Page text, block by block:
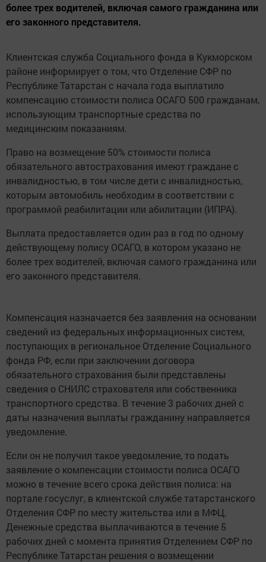
более трех водителей, включая самого гражданина или
его законного представителя.
Клиентская служба Социального фонда в Кукморском
районе информирует о том, что Отделение СФР по
Республике Татарстан с начала года выплатило
компенсацию стоимости полиса ОСАГО 500 гражданам,
использующим транспортные средства по
медицинским показаниям.
Право на возмещение 50% стоимости полиса
обязательного автострахования имеют граждане с
инвалидностью, в том числе дети с инвалидностью,
которым автомобиль необходим в соответствии с
программой реабилитации или абилитации (ИПРА).
Выплата предоставляется один раз в год по одному
действующему полису ОСАГО, в котором указано не
более трех водителей, включая самого гражданина или
его законного представителя.
Компенсация назначается без заявления на основании
сведений из федеральных информационных систем,
поступающих в региональное Отделение Социального
фонда РФ, если при заключении договора
обязательного страхования были представлены
сведения о СНИЛС страхователя или собственника
транспортного средства. В течение 3 рабочих дней с
даты назначения выплаты гражданину направляется
уведомление.
Если он не получил такое уведомление, то подать
заявление о компенсации стоимости полиса ОСАГО
можно в течение всего срока действия полиса: на
портале госуслуг, в клиентской службе татарстанского
Отделения СФР по месту жительства или в МФЦ.
Денежные средства выплачиваются в течение 5
рабочих дней с момента принятия Отделением СФР по
Республике Татарстан решения о возмещении